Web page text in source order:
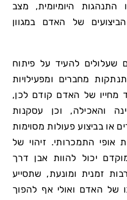
התנהגות היומיומית, מצב
של האדם במגוון
שעלולים להעיד על פיתוח
מחברים ומפעילויות
מחייו של האדם קודם לכן,
והאכילה, וכן עסקנות
או בביצוע פעולות מסוימות
אופי התמכרותי. זיהוי של
יכול להוות אבן דרך
זמנית ומונעת, שתסייע
של האדם ואולי אף להפוך